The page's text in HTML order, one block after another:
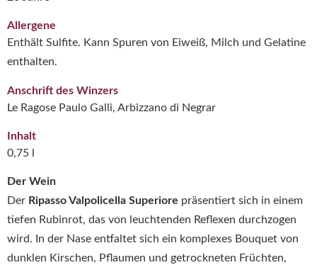
Der Wein
Der Ripasso Valpolicella Superiore präsentiert sich in einem
tiefen Rubinrot, das von leuchtenden Reflexen durchzogen
wird. In der Nase entfaltet sich ein komplexes Bouquet von
dunklen Kirschen, Pflaumen und getrockneten Früchten,
Allergene
Enthält Sulfite. Kann Spuren von Eiweiß, Milch und Gelatine
enthalten.
Anschrift des Winzers
Le Ragose Paulo Galli, Arbizzano di Negrar
Inhalt
0,75 l